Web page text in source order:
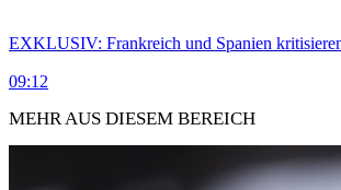
EXKLUSIV: Frankreich und Spanien
09:12
MEHR AUS DIESEM BEREICH